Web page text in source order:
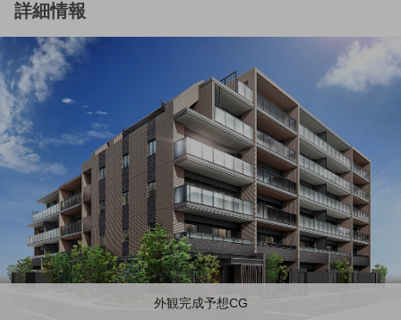
詳細情報
外観完成予想CG